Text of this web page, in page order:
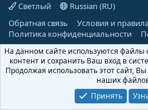
Светлый
Russian (RU)
Обратная связь
Условия и
Политика конфиденциальности
На данном сайте используются файлы
контент и сохранить Ваш вход в
Продолжая использовать этот сайт,
наших
Принять